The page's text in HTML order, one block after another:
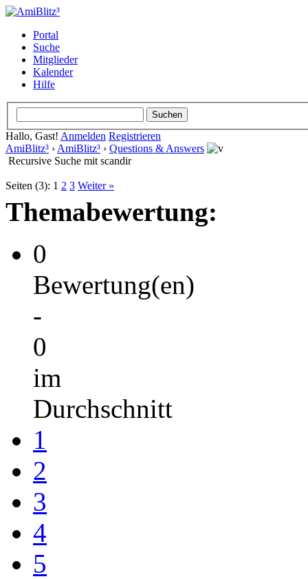
Portal
Suche
Mitglieder
Kalender
Hilfe
Hallo, Gast! Anmelden Registrieren
AmiBlitz³ › AmiBlitz³ › Questions & Answers
Recursive Suche mit scandir
Seiten (3): 1 2 3 Weiter »
Themabewertung:
0
Bewertung(en)
-
0
im
Durchschnitt
1
2
3
4
5